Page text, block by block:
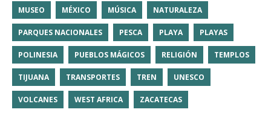
MUSEO MÉXICO MÚSICA NATURALEZA
PARQUES NACIONALES PESCA PLAYA PLAYAS
POLINESIA PUEBLOS MÁGICOS RELIGIÓN TEMPLOS
TIJUANA TRANSPORTES TREN UNESCO
VOLCANES WEST AFRICA ZACATECAS